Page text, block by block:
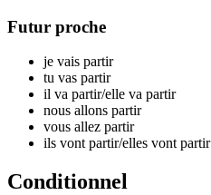
Futur proche
je vais partir
tu vas partir
il va partir/elle va partir
nous allons partir
vous allez partir
ils vont partir/elles vont partir
Conditionnel